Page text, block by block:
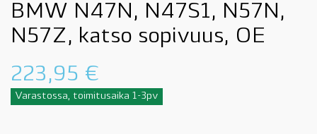
BMW N47N, N47S1, N57N,
N57Z, katso sopivuus, OE
223,95 €
Varastossa, toimitusaika 1-3pv